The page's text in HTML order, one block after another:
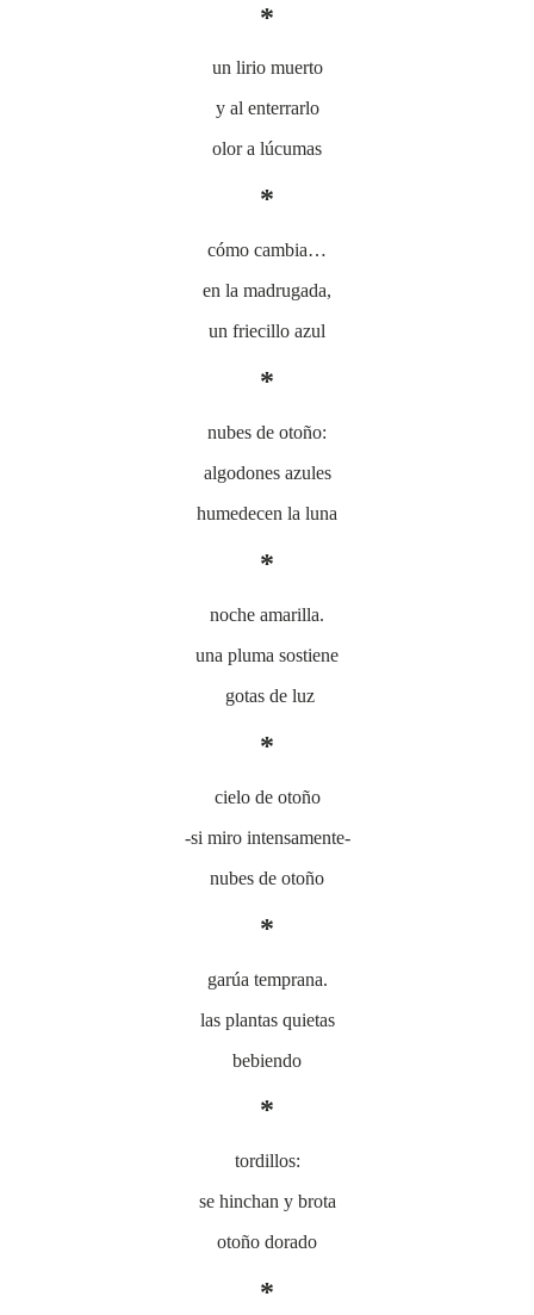
*
un lirio muerto
y al enterrarlo
olor a lúcumas
*
cómo cambia…
en la madrugada,
un friecillo azul
*
nubes de otoño:
algodones azules
humedecen la luna
*
noche amarilla.
una pluma sostiene
gotas de luz
*
cielo de otoño
-si miro intensamente-
nubes de otoño
*
garúa temprana.
las plantas quietas
bebiendo
*
tordillos:
se hinchan y brota
otoño dorado
*